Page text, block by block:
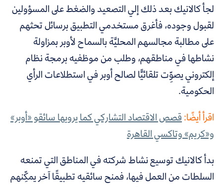
لجأ كالانيك بعد ذلك إلي التصعيد والضغط على المسؤولين
لقبول وجوده، فأغرق مستخدمي التطبيق برسائل تحثهم
على مطالبة مجالسهم المحليَّة بالسماح لأوبر بمزاولة
نشاطها في مناطقهم، وطلب من موظفيه برمجة نظام
إلكتروني يصوِّت تلقائيًّا لصالح أوبر في استطلاعات الرأي
الحكومية.
اقرأ أيضًا:قصص الاقتصاد التشاركي كما يرويها سائقو «أوبر»
و«كريم» وتاكسي القاهرة
بدأ كالانيك توسيع نشاط شركته في المناطق التي تمنعه
السلطات من العمل فيها،فمنح سائقيه تطبيقًا آخر يمكِّنهم